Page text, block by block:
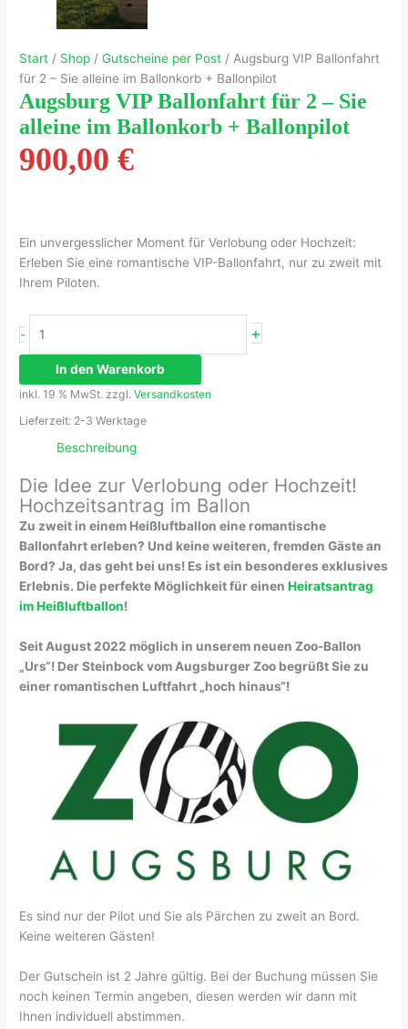
Start / Shop /Gutscheine per Post / Augsburg VIP Ballonfahrt
für 2 – Sie alleine im Ballonkorb + Ballonpilot
Augsburg VIP Ballonfahrt für 2 – Sie
alleine im Ballonkorb + Ballonpilot
900,00€
Ein unvergesslicher Moment für Verlobung oder Hochzeit:
Erleben Sie eine romantische VIP-Ballonfahrt, nur zu zweit mit
Ihrem Piloten.
- +
In den Warenkorb
inkl. 19 % MwSt. zzgl.Versandkosten
Lieferzeit: 2-3 Werktage
Beschreibung
Die Idee zur Verlobung oder Hochzeit!
Hochzeitsantrag im Ballon
Zu zweit in einem Heißluftballon eine romantische
Ballonfahrt erleben? Und keine weiteren, fremden Gäste an
Bord? Ja, das geht bei uns! Es ist ein besonderes exklusives
Erlebnis. Die perfekte Möglichkeit für einenHeiratsantrag
im Heißluftballon!
Seit August 2022 möglich in unserem neuen Zoo-Ballon
„Urs“! Der Steinbock vom Augsburger Zoo begrüßt Sie zu
einer romantischen Luftfahrt „hoch hinaus“!
Es sind nur der Pilot und Sie als Pärchen zu zweit an Bord.
Keine weiteren Gästen!
Der Gutschein ist 2 Jahre gültig. Bei der Buchung müssen Sie
noch keinen Termin angeben, diesen werden wir dann mit
Ihnen individuell abstimmen.